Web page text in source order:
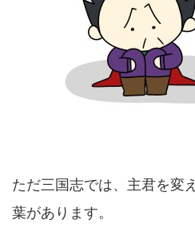
ただ三国志では、主君を変
葉があります。